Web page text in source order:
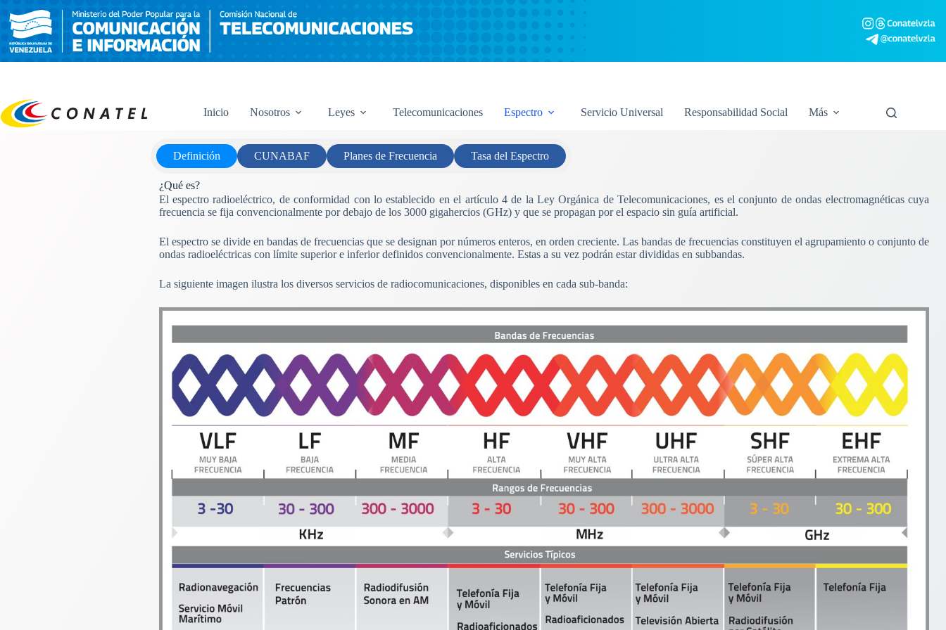
contenido
Inicio Nosotros Leyes Telecomunicaciones Espectro Servicio Universal Responsabilidad Social Más
Definición CUNABAF Planes de Frecuencia Tasa del Espectro
¿Qué es?
El espectro radioeléctrico, de conformidad con lo establecido en el artículo 4 de la Ley Orgánica de Telecomunicaciones, es el conjunto de ondas electromagnéticas cuya
frecuencia se fija convencionalmente por debajo de los 3000 gigahercios (GHz) y que se propagan por el espacio sin guía artificial.
El espectro se divide en bandas de frecuencias que se designan por números enteros, en orden creciente. Las bandas de frecuencias constituyen el agrupamiento o conjunto de
ondas radioeléctricas con límite superior e inferior definidos convencionalmente. Estas a su vez podrán estar divididas en subbandas.
La siguiente imagen ilustra los diversos servicios de radiocomunicaciones, disponibles en cada sub-banda: